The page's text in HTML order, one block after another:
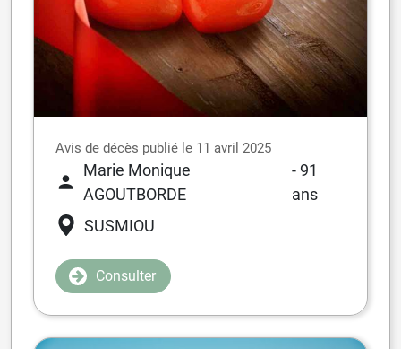
Avis de décès publié le 11 avril 2025
Marie Monique
AGOUTBORDE
- 91
ans
SUSMIOU
Consulter